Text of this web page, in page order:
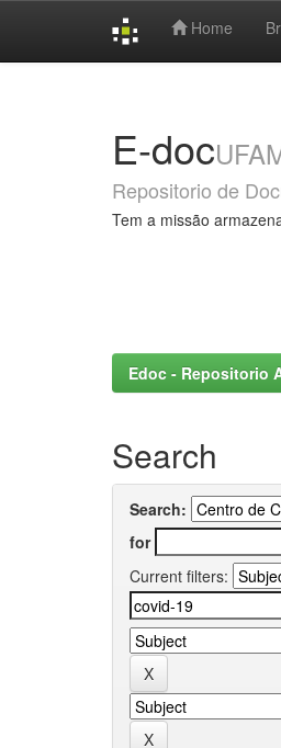
Home
E-doc
Repositorio de
Tem a missão
Edoc - Repositorio
Search
Search:
for
Current filters: